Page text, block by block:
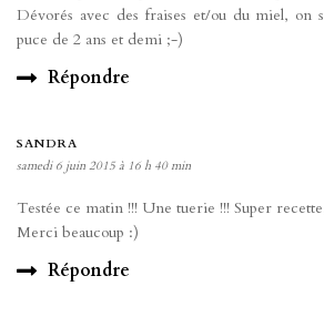
Dévorés avec des fraises et/ou du miel, on
puce de 2 ans et demi ;-)
Répondre
SANDRA
samedi 6 juin 2015 à 16 h 40 min
Testée ce matin !!! Une tuerie !!! Super
Merci beaucoup :)
Répondre